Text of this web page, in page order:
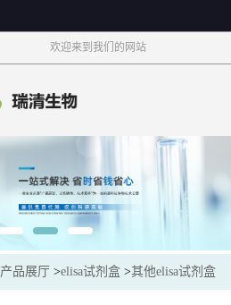
欢迎来到我们的网站
产品展厅 >elisa试剂盒 >其他elisa试剂盒